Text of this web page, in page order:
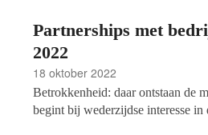
maatschappelijke aandeelhouders.
Partnerships met
2022
18 oktober 2022
Betrokkenheid: daar ontstaan de
begint bij wederzijdse interesse in